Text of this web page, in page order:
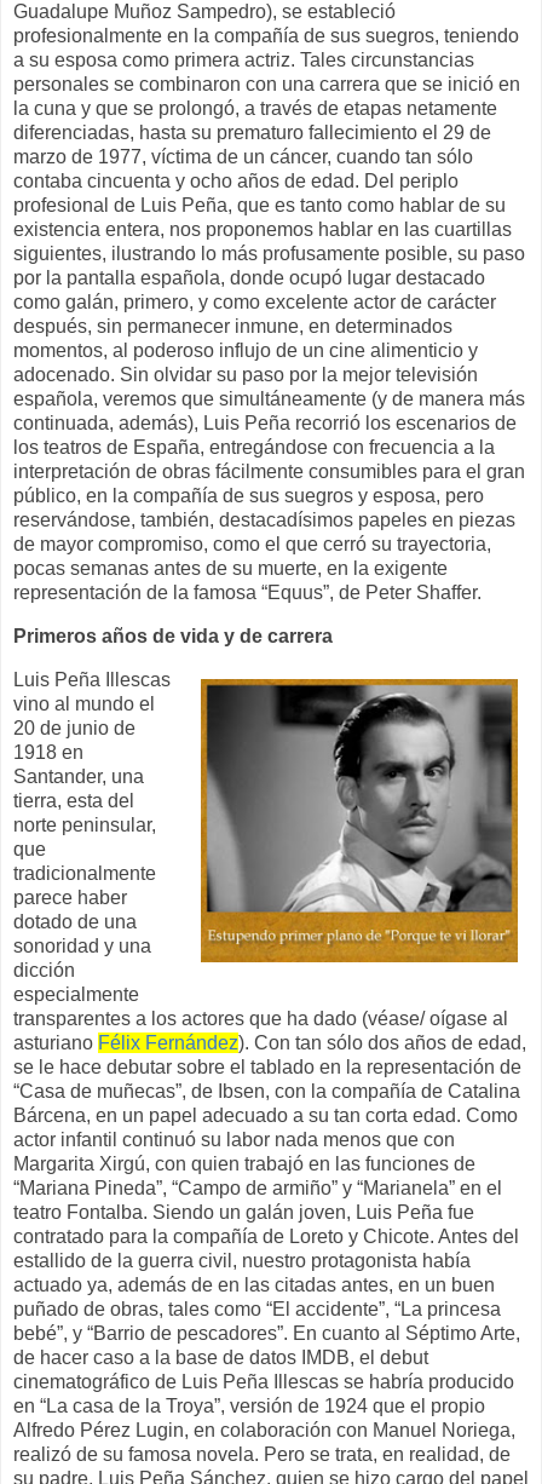
Guadalupe Muñoz Sampedro), se estableció
profesionalmente en la compañía de sus suegros, teniendo
a su esposa como primera actriz. Tales circunstancias
personales se combinaron con una carrera que se inició en
la cuna y que se prolongó, a través de etapas netamente
diferenciadas, hasta su prematuro fallecimiento el 29 de
marzo de 1977, víctima de un cáncer, cuando tan sólo
contaba cincuenta y ocho años de edad. Del periplo
profesional de Luis Peña, que es tanto como hablar de su
existencia entera, nos proponemos hablar en las cuartillas
siguientes, ilustrando lo más profusamente posible, su paso
por la pantalla española, donde ocupó lugar destacado
como galán, primero, y como excelente actor de carácter
después, sin permanecer inmune, en determinados
momentos, al poderoso influjo de un cine alimenticio y
adocenado. Sin olvidar su paso por la mejor televisión
española, veremos que simultáneamente (y de manera más
continuada, además), Luis Peña recorrió los escenarios de
los teatros de España, entregándose con frecuencia a la
interpretación de obras fácilmente consumibles para el gran
público, en la compañía de sus suegros y esposa, pero
reservándose, también, destacadísimos papeles en piezas
de mayor compromiso, como el que cerró su trayectoria,
pocas semanas antes de su muerte, en la exigente
representación de la famosa “Equus”, de Peter Shaffer.
Primeros años de vida y de carrera
Luis Peña Illescas
vino al mundo el
20 de junio de
1918 en
Santander, una
tierra, esta del
norte peninsular,
que
tradicionalmente
parece haber
dotado de una
sonoridad y una
dicción
especialmente
transparentes a los actores que ha dado (véase/ oígase al
asturiano Félix Fernández). Con tan sólo dos años de edad,
se le hace debutar sobre el tablado en la representación de
“Casa de muñecas”, de Ibsen, con la compañía de Catalina
Bárcena, en un papel adecuado a su tan corta edad. Como
actor infantil continuó su labor nada menos que con
Margarita Xirgú, con quien trabajó en las funciones de
“Mariana Pineda”, “Campo de armiño” y “Marianela” en el
teatro Fontalba. Siendo un galán joven, Luis Peña fue
contratado para la compañía de Loreto y Chicote. Antes del
estallido de la guerra civil, nuestro protagonista había
actuado ya, además de en las citadas antes, en un buen
puñado de obras, tales como “El accidente”, “La princesa
bebé”, y “Barrio de pescadores”. En cuanto al Séptimo Arte,
de hacer caso a la base de datos IMDB, el debut
cinematográfico de Luis Peña Illescas se habría producido
en “La casa de la Troya”, versión de 1924 que el propio
Alfredo Pérez Lugin, en colaboración con Manuel Noriega,
realizó de su famosa novela. Pero se trata, en realidad, de
su padre, Luis Peña Sánchez, quien se hizo cargo del papel